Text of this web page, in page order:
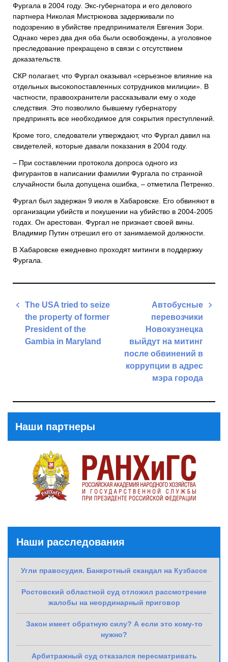
Фургала в 2004 году. Экс-губернатора и его делового
партнера Николая Мистрюкова задерживали по
подозрению в убийстве предпринимателя Евгения Зори.
Однако через два дня оба были освобождены, а уголовное
преследование прекращено в связи с отсутствием
доказательств.
СКР полагает, что Фургал оказывал «серьезное влияние на
отдельных высокопоставленных сотрудников милиции». В
частности, правоохранители рассказывали ему о ходе
следствия. Это позволило бывшему губернатору
предпринять все необходимое для сокрытия преступлений.
Кроме того, следователи утверждают, что Фургал давил на
свидетелей, которые давали показания в 2004 году.
– При составлении протокола допроса одного из
фигурантов в написании фамилии Фургала по странной
случайности была допущена ошибка, – отметила Петренко.
Фургал был задержан 9 июля в Хабаровске. Его обвиняют в
организации убийств и покушении на убийство в 2004-2005
годах. Он арестован. Фургал не признает своей вины.
Владимир Путин отрешил его от занимаемой должности.
В Хабаровске ежедневно проходят митинги в поддержку
Фургала.
Навигация
записям
The USA tried to seize
the property of former
President of the
Gambia in Maryland
Автобусные
перевозчики
Новокузнецка
выйдут на митинг
после обвинений в
коррупции в адрес
мэра города
Наши партнеры
Наши расследования
Угли правосудия. Банкротный скандал на Кузбассе
Ростовский областной суд отложил рассмотрение
жалобы на неординарный приговор
Закон имеет обратную силу? А если это кому-то
нужно?
Арбитражный суд отказался пересматривать